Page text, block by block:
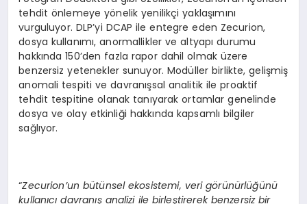
tehdit önlemeye yönelik yenilikçi yaklaşımını
vurguluyor. DLP’yi DCAP ile entegre eden Zecurion,
dosya kullanımı, anormallikler ve altyapı durumu
hakkında 150’den fazla rapor dahil olmak üzere
benzersiz yetenekler sunuyor. Modüller birlikte, gelişmiş
anomali tespiti ve davranışsal analitik ile proaktif
tehdit tespitine olanak tanıyarak ortamlar genelinde
dosya ve olay etkinliği hakkında kapsamlı bilgiler
sağlıyor.
“Zecurion’un bütünsel ekosistemi, veri görünürlüğünü
kullanıcıdavranış analizi ile birleştirerek benzersiz bir